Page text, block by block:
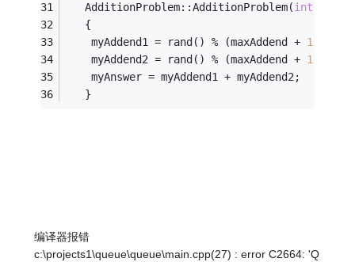
   AdditionProblem::AdditionProblem(
int
   {
	myAddend1 = rand() % (maxAddend +
1
	myAddend2 = rand() % (maxAddend +
1
	myAnswer = myAddend1 + myAddend2;
   }
编译器报错
c:\projects1\queue\queue\main.cpp(27) : error C2664: 'Q